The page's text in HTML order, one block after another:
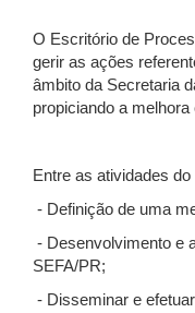
O Escritório de
gerir as ações
âmbito da Secretaria
propiciando a
Entre as atividades
- Definição de uma
- Desenvolvimento e
SEFA/PR;
- Disseminar e